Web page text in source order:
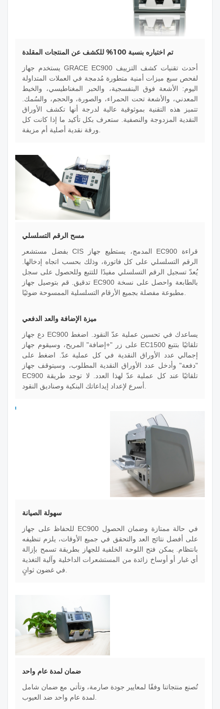
تم اختباره بنسبة 100% للكشف عن المنتجات المقلدة
يستخدم جهاز GRACE EC900 أحدث تقنيات كشف التزييف
لفحص سبع ميزات أمنية متطورة مُدمجة في العملات المتداولة
اليوم: الأشعة فوق البنفسجية، والحبر المغناطيسي، والخيط
المعدني، والأشعة تحت الحمراء، والصورة، والحجم، والسُمك.
تتميز هذه التقنية بموثوقية عالية لدرجة أنها تكشف الأوراق
النقدية المزدوجة والنصفية. ستعرف بكل تأكيد ما إذا كانت كل
مسح الرقم التسلسلي
بفضل مستشعر CIS المدمج، يستطيع جهاز EC900 قراءة
الرقم التسلسلي على كل فاتورة، وذلك بحسب اتجاه إدخالها.
يُعدّ تسجيل الرقم التسلسلي مفيدًا للتتبع وللحصول على سجل
تدقيق. قم بتوصيل جهاز EC900 بالطابعة واحصل على نسخة
ميزة الإضافة والعد الدفعي
دع جهاز EC900 يساعدك في تحسين عملية عدّ النقود. اضغط
على زر "+إضافة" المريح، وسيقوم جهاز EC1500 تلقائيًا بتتبع
إجمالي عدد الأوراق النقدية في كل عملية عدّ. اضغط على
"دفعة" وأدخل عدد الأوراق النقدية المطلوب، وسيتوقف جهاز
EC900 تلقائيًا عند كل عملية عدّ لهذا العدد. لا توجد طريقة
سهولة الصيانة
للحفاظ على جهاز EC900 في حالة ممتازة وضمان الحصول
على أفضل نتائج العد والتحقق في جميع الأوقات، يلزم تنظيفه
بانتظام. يمكن فتح اللوحة الخلفية للجهاز بطريقة تسمح بإزالة
أي غبار أو أوساخ زائدة من المستشعرات الداخلية وآلية التغذية
في غضون ثوانٍ.
ضمان لمدة عام واحد
تُصنع منتجاتنا وفقًا لمعايير جودة صارمة، وتأتي مع ضمان شامل
لمدة عام واحد ضد العيوب.